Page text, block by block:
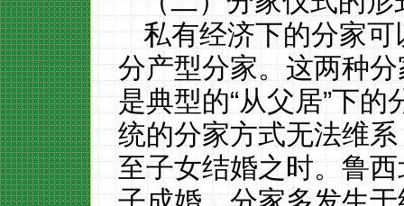
私有经济下的分家
分产型分家。这两种
是典型的“从父居”下
统的分家方式无法维
至子女结婚之时。鲁